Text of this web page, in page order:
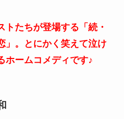
トたちが登場する「続・
」。とにかく笑えて泣け
ホームコメディです♪